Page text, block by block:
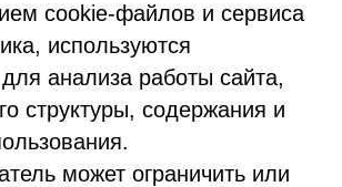
cookie-файлов и сервиса
используются
анализа работы сайта,
структуры, содержания и
может ограничить или